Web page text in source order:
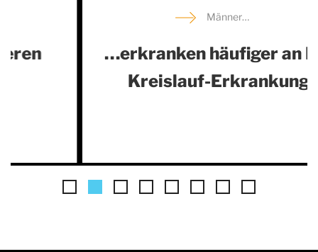
Männer…
…erkranken häufiger an Herz-
Kreislauf-Erkrankungen